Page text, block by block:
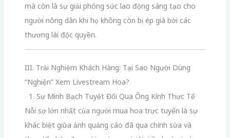
mà còn là sự giải phóng sức lao động sáng tạo cho
người nông dân khi họ không còn bị ép giá bởi các
thương lái độc quyền.
III. Trải Nghiệm Khách Hàng: Tại Sao Người Dùng
“Nghiện” Xem Livestream Hoa?
1. Sự Minh Bạch Tuyệt Đối Qua Ống Kính Thực Tế
Nỗi sợ lớn nhất của người mua hoa trực tuyến là sự
khác biệt giữa ảnh quảng cáo đã qua chỉnh sửa và